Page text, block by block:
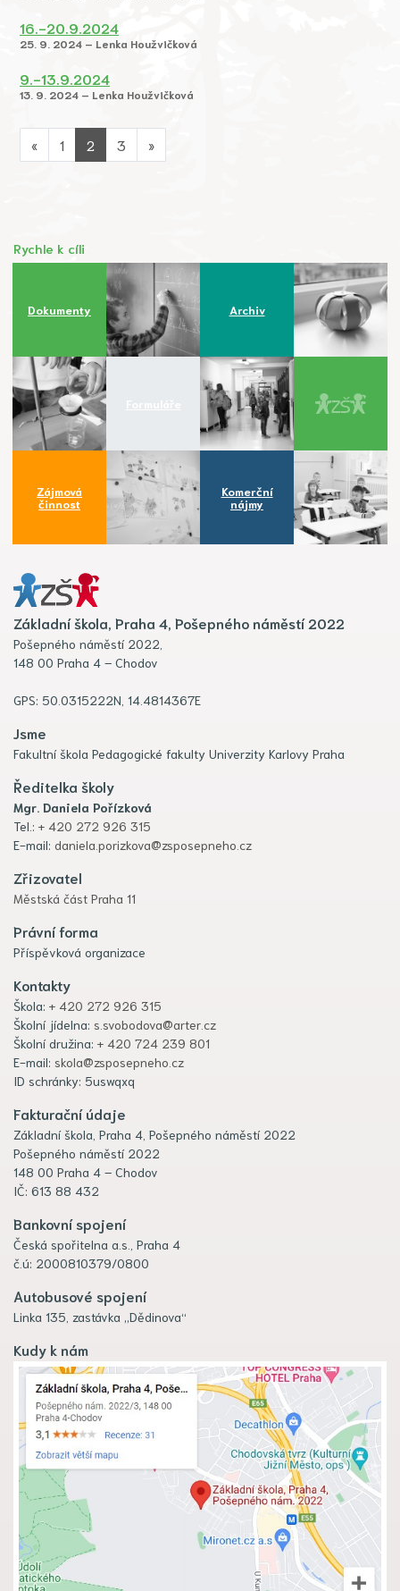
16.-20.9.2024
25. 9. 2024 – Lenka Houžvičková
9.-13.9.2024
13. 9. 2024 – Lenka Houžvičková
« 1 2 3 »
Rychle k cíli
Dokumenty Archiv
Zájmová
činnost
Komerční
nájmy
Základní škola, Praha 4, Pošepného náměstí 2022
Pošepného náměstí 2022,
148 00 Praha 4 – Chodov
GPS: 50.0315222N, 14.4814367E
Jsme
Fakultní škola Pedagogické fakulty Univerzity Karlovy Praha
Ředitelka školy
Mgr. Daniela Pořízková
Tel.: + 420 272 926 315
E-mail: daniela.porizkova@zsposepneho.cz
Zřizovatel
Městská část Praha 11
Právní forma
Příspěvková organizace
Kontakty
Škola: + 420 272 926 315
Školní jídelna: s.svobodova@arter.cz
Školní družina: + 420 724 239 801
E-mail: skola@zsposepneho.cz
ID schránky: 5uswqxq
Fakturační údaje
Základní škola, Praha 4, Pošepného náměstí 2022
Pošepného náměstí 2022
148 00 Praha 4 – Chodov
IČ: 613 88 432
Bankovní spojení
Česká spořitelna a.s., Praha 4
č.ú: 2000810379/0800
Autobusové spojení
Linka 135, zastávka „Dědinova“
Kudy k nám